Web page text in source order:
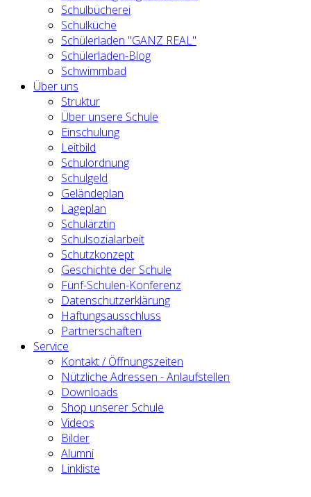
Schulbücherei
Schulküche
Schülerladen "GANZ REAL"
Schülerladen-Blog
Schwimmbad
Über uns
Struktur
Über unsere Schule
Einschulung
Leitbild
Schulordnung
Schulgeld
Geländeplan
Lageplan
Schulärztin
Schulsozialarbeit
Schutzkonzept
Geschichte der Schule
Fünf-Schulen-Konferenz
Datenschutzerklärung
Haftungsausschluss
Partnerschaften
Service
Kontakt / Öffnungszeiten
Nützliche Adressen - Anlaufstellen
Downloads
Shop unserer Schule
Videos
Bilder
Alumni
Linkliste